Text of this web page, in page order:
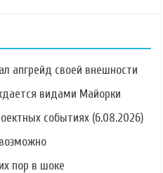
апгрейд своей внешности
видами Майорки
событиях (6.08.2026)
пор в шоке